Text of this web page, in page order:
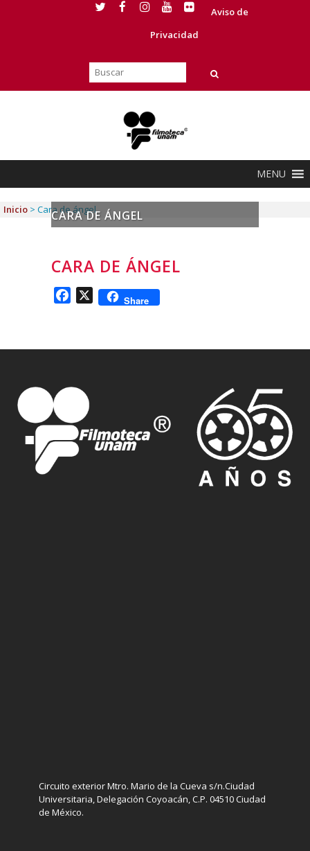
Aviso de
Privacidad
MENU
CARA DE ÁNGEL
Inicio > Cara de ángel
CARA DE ÁNGEL
Facebook
X Share
Circuito exterior Mtro. Mario de la Cueva s/n.Ciudad
Universitaria, Delegación Coyoacán, C.P. 04510 Ciudad
de México.